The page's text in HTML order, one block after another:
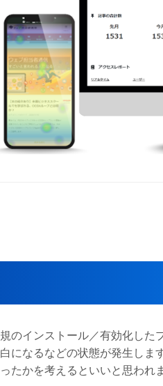
インストール／有効化した
になるなどの状態が発生しま
たかを考えるといいと思われ